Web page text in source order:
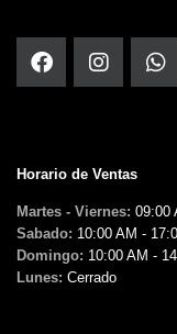
Horario de Ventas
Martes - Viernes: 09:00
Sabado: 10:00 AM -
Domingo: 10:00 AM -
Lunes: Cerrado